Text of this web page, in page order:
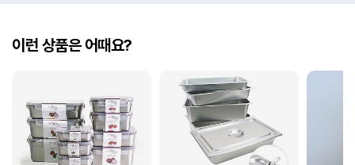
이런 상품은 어때요?